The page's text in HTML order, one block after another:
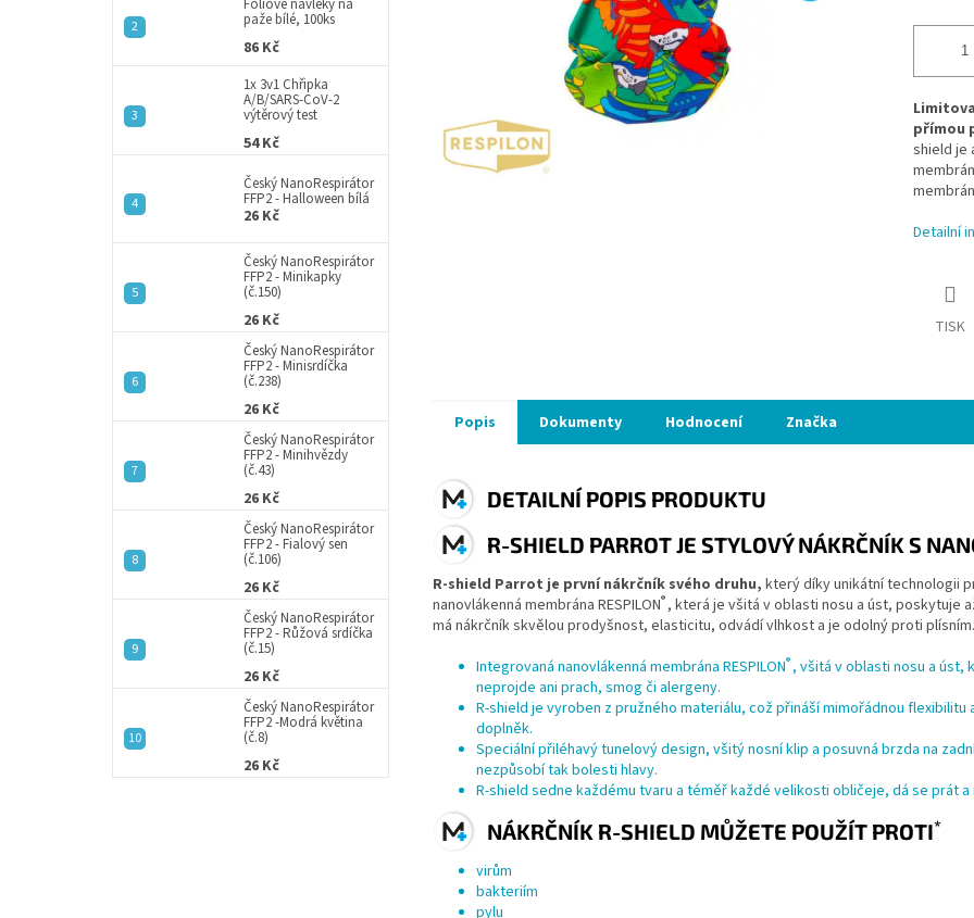
paže bílé, 100ks
86 Kč
1x 3v1 Chřipka
A/B/SARS-CoV-2
výtěrový test
54 Kč
Český NanoRespirátor
FFP2 - Halloween bílá
26 Kč
Český NanoRespirátor
FFP2 - Minikapky
(č.150)
26 Kč
Český NanoRespirátor
FFP2 - Minisrdíčka
(č.238)
26 Kč
Český NanoRespirátor
FFP2 - Minihvězdy
(č.43)
26 Kč
Český NanoRespirátor
FFP2 - Fialový sen
(č.106)
26 Kč
Český NanoRespirátor
FFP2 - Růžová srdíčka
(č.15)
26 Kč
Český NanoRespirátor
FFP2 -Modrá květina
(č.8)
26 Kč
přímou
shield je
Detailní
TISK
Popis Dokumenty Hodnocení Značka
DETAILNÍ POPIS PRODUKTU
R-SHIELD PARROT JE STYLOVÝ NÁKRČNÍK S
R-shield Parrot je první nákrčník svého druhu, který díky unikátní technologii
nanovlákenná membrána RESPILON® , která je všitá v oblasti nosu a úst, poskytuje
má nákrčník skvělou prodyšnost, elasticitu, odvádí vlhkost a je odolný proti plísním.
Integrovaná nanovlákenná membrána RESPILON® , všitá v oblasti nosu a úst,
neprojde ani prach, smog či alergeny.
R-shield je vyroben z pružného materiálu, což přináší mimořádnou
doplněk.
Speciální přiléhavý tunelový design, všitý nosní klip a posuvná brzda na
nezpůsobí tak bolesti hlavy.
R-shield sedne každému tvaru a téměř každé velikosti obličeje, dá se prát
NÁKRČNÍK R-SHIELD MŮŽETE POUŽÍT PROTI*
virům
bakteriím
pylu